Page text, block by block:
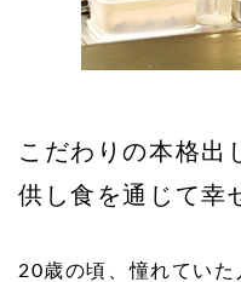
こだわりの本格出
供し食を通じて幸
20歳の頃、憧れてい